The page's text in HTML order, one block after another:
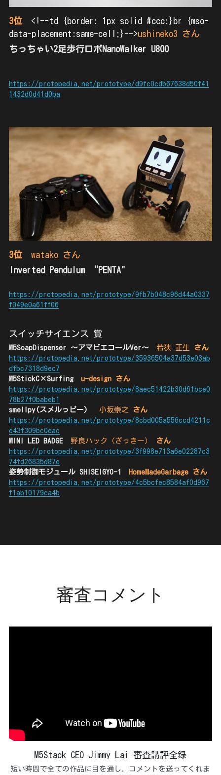
3位 <!--td {border: 1px solid #ccc;}br {mso-
data-placement:same-cell;}-->ushineko3 さん
ちっちゃい2足歩行ロボNanoWalker U800
https://protopedia.net/prototype/d9fc0cdb67638d50f41
1432d0d41d0ba
3位
watako さん
Inverted Pendulum “PENTA"
https://protopedia.net/prototype/9fb7b048c96d44a0337
f049e0a61ff06
スイッチサイエンス 賞
M5SoapDispenser 〜アマビエコールVer〜 若狭 正生 さん
https://protopedia.net/prototype/35936504a37d53e03ab
dfbc7318d9ec7
M5StickC×Surfing u-design さん
https://protopedia.net/prototype/8aec51422b30d61bce0
78b27f0babeb1
smellpy(スメルっピー) 小坂崇之 さん
https://protopedia.net/prototype/8cbd005a556ccd4211c
e43f309bc0eac
MINI LED BADGE 野良ハック（ざっきー）
さん
https://protopedia.net/prototype/3f998e713a6e02287c3
74fd26835d87e
姿勢制御モジュール SHISEIGYO-1
HomeMadeGarbage さん
https://protopedia.net/prototype/4c5bcfec8584af0d967
f1ab10179ca4b
審査コメント
M5Stack CEO Jimmy Lai 審査講評全録
短い時間で全ての作品に目を通し、コメントを送ってくれま